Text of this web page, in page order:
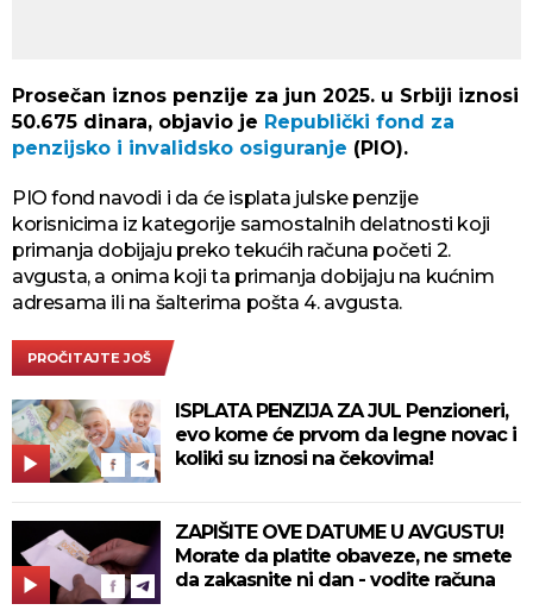
Prosečan iznos penzije za jun 2025. u Srbiji iznosi
50.675 dinara, objavio je Republički fond za
penzijsko i invalidsko osiguranje (PIO).
PIO fond navodi i da će isplata julske penzije
korisnicima iz kategorije samostalnih delatnosti koji
primanja dobijaju preko tekućih računa početi 2.
avgusta, a onima koji ta primanja dobijaju na kućnim
adresama ili na šalterima pošta 4. avgusta.
PROČITAJTE JOŠ
ISPLATA PENZIJA ZA JUL Penzioneri,
evo kome će prvom da legne novac i
koliki su iznosi na čekovima!
ZAPIŠITE OVE DATUME U AVGUSTU!
Morate da platite obaveze, ne smete
da zakasnite ni dan - vodite računa